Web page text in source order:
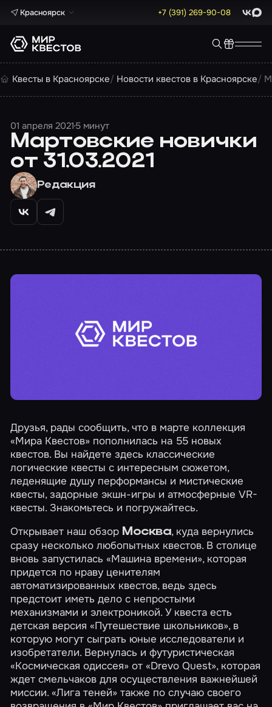
Красноярск +7 (391) 269-90-08 Max
Квесты в Красноярске Новости квестов в Красноярске
01 апреля 20215 минут
Мартовские новички
от 31.03.2021
Редакция
Друзья, рады сообщить, что в марте коллекция
«Мира Квестов» пополнилась на 55 новых
квестов. Вы найдете здесь классические
логические квесты с интересным сюжетом,
леденящие душу перформансы и мистические
квесты, задорные экшн-игры и атмосферные VR-
квесты. Знакомьтесь и погружайтесь.
Открывает наш обзор Москва, куда вернулись
сразу несколько любопытных квестов. В столице
вновь запустилась«Машина времени», которая
придется по нраву ценителям
автоматизированных квестов, ведь здесь
предстоит иметь дело с непростыми
механизмами и электроникой. У квеста есть
детская версия«Путешествие школьников», в
которую могут сыграть юные исследователи и
изобретатели. Вернулась и футуристическая
«Космическая одиссея» от «Drevo Quest», которая
ждет смельчаков для осуществления важнейшей
миссии.«Лига теней» также по случаю своего